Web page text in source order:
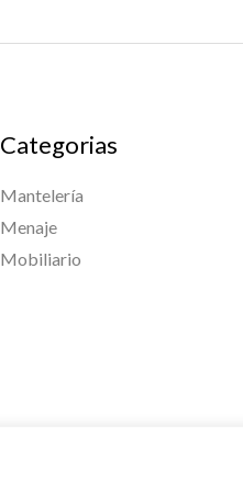
Categorias
Mantelería
Menaje
Mobiliario